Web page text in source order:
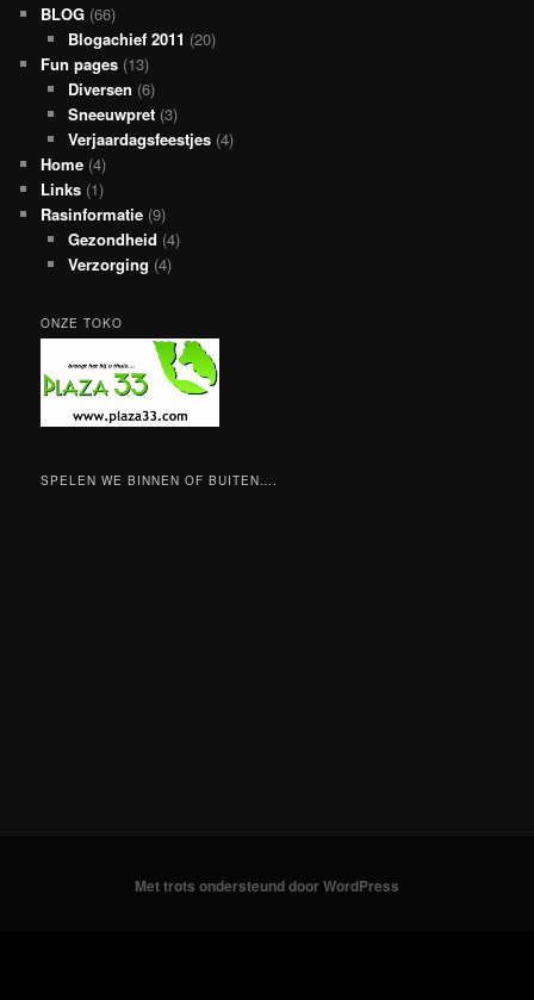
BLOG (66)
Blogachief 2011 (20)
Fun pages (13)
Diversen (6)
Sneeuwpret(3)
Verjaardagsfeestjes(4)
Home (4)
Links (1)
Rasinformatie (9)
Gezondheid (4)
Verzorging (4)
ONZE TOKO
SPELEN WE BINNEN OF BUITEN….
Met trots ondersteund door WordPress